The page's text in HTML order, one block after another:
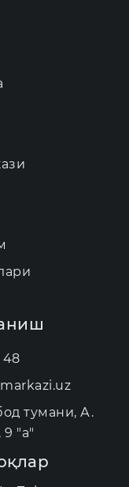
48
тумани, А.
9 "а"